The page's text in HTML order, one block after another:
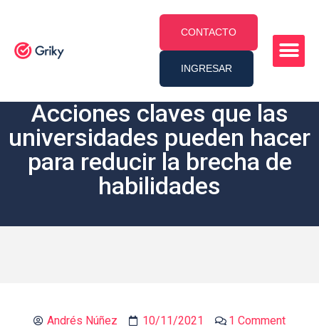
CONTACTO
INGRESAR
Acciones claves que las
universidades pueden hacer
para reducir la brecha de
habilidades
Andrés Núñez 10/11/2021 1 Comment